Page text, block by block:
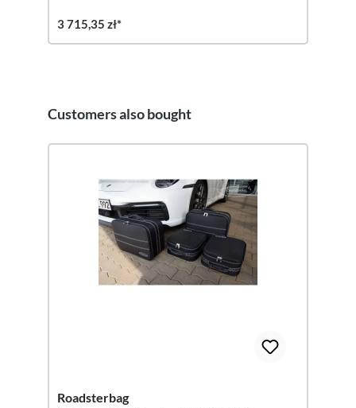
3 715,35 zł*
Pomiń galerię produktów
Customers also bought
Roadsterbag